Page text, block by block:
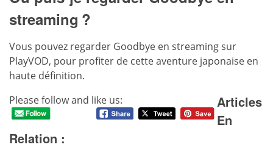
streaming ?
Vous pouvez regarder Goodbye en streaming sur
PlayVOD, pour profiter de cette aventure japonaise en
haute définition.
Please follow and like us:
Articles
En
Relation :